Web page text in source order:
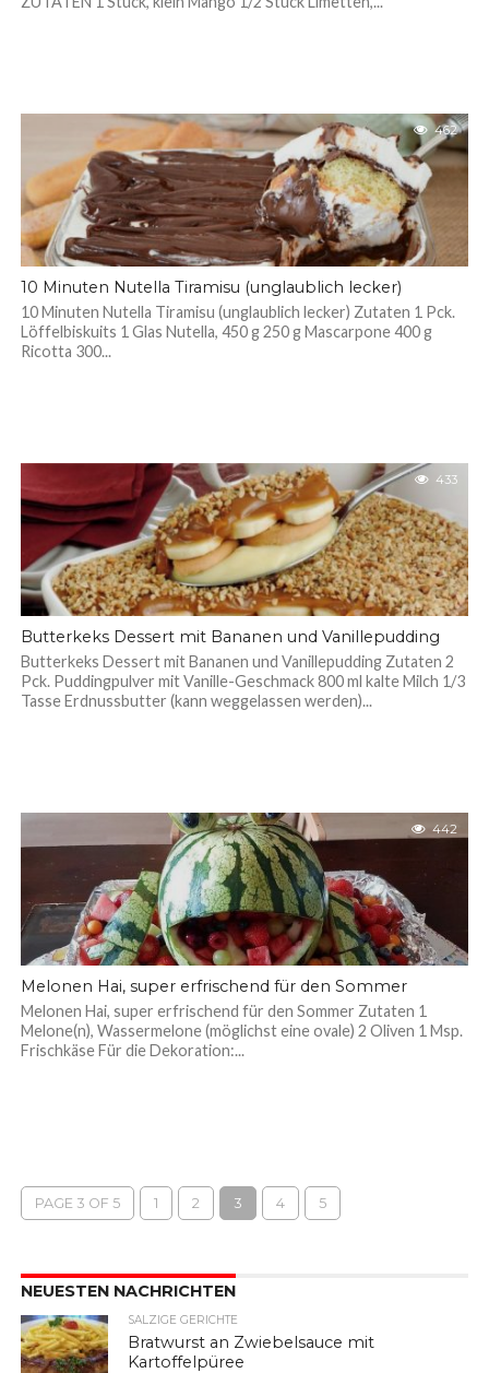
462
10 Minuten Nutella Tiramisu (unglaublich lecker)
10 Minuten Nutella Tiramisu (unglaublich lecker) Zutaten 1 Pck.
Löffelbiskuits 1 Glas Nutella, 450 g 250 g Mascarpone 400 g
Ricotta 300...
433
Butterkeks Dessert mit Bananen und Vanillepudding
Butterkeks Dessert mit Bananen und Vanillepudding Zutaten 2
Pck. Puddingpulver mit Vanille-Geschmack 800 ml kalte Milch 1/3
Tasse Erdnussbutter (kann weggelassen werden)...
442
Melonen Hai, super erfrischend für den Sommer
Melonen Hai, super erfrischend für den Sommer Zutaten 1
Melone(n), Wassermelone (möglichst eine ovale) 2 Oliven 1 Msp.
Frischkäse Für die Dekoration:...
PAGE 3 OF 5 1 2 3 4 5
NEUESTEN NACHRICHTEN
SALZIGE GERICHTE
Bratwurst an Zwiebelsauce mit
Kartoffelpüree